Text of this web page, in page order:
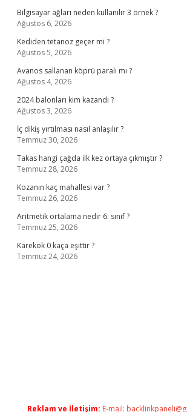
Bilgisayar ağları neden kullanılır 3 örnek ?
Ağustos 6, 2026
Kediden tetanoz geçer mi ?
Ağustos 5, 2026
Avanos sallanan köprü paralı mı ?
Ağustos 4, 2026
2024 balonları kim kazandı ?
Ağustos 3, 2026
İç dikiş yırtılması nasıl anlaşılır ?
Temmuz 30, 2026
Takas hangi çağda ilk kez ortaya çıkmıştır ?
Temmuz 28, 2026
Kozanın kaç mahallesi var ?
Temmuz 26, 2026
Aritmetik ortalama nedir 6. sınıf ?
Temmuz 25, 2026
Karekök 0 kaça eşittir ?
Temmuz 24, 2026
Reklam ve İletişim: E-mail: